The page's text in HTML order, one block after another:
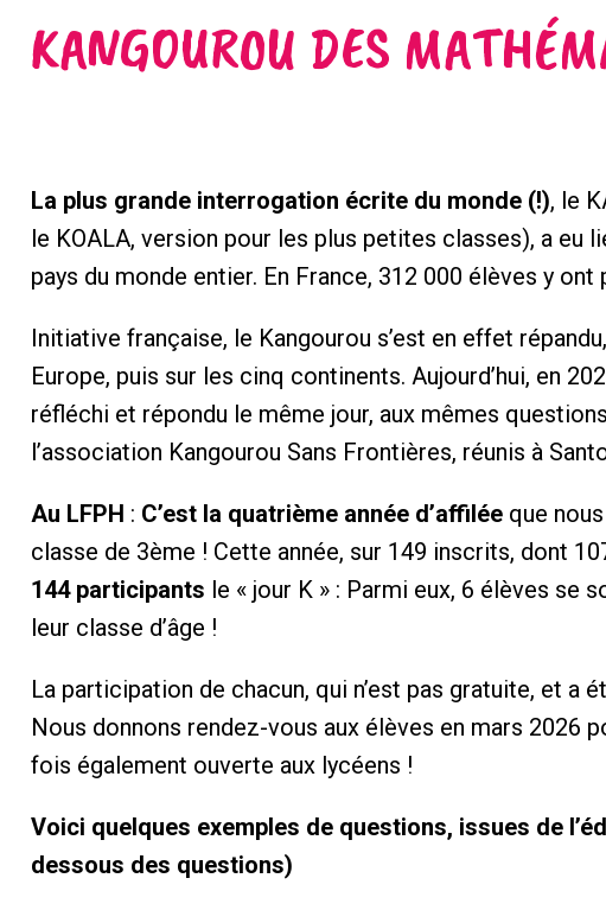
KANGOUROU DES
La plus grande interrogation écrite du monde (!), le
le KOALA, version pour les plus petites classes), a eu
pays du monde entier. En France, 312 000 élèves y ont
Initiative française, le Kangourou s’est en effet
Europe, puis sur les cinq continents. Aujourd’hui, en
réfléchi et répondu le même jour, aux mêmes
l’association Kangourou Sans Frontières, réunis à
Au LFPH : C’est la quatrième année d’affilée que
classe de 3ème ! Cette année, sur 149 inscrits, dont
144 participants le « jour K » : Parmi eux, 6 élèves se
leur classe d’âge !
La participation de chacun, qui n’est pas gratuite, et a
Nous donnons rendez-vous aux élèves en mars 2026
fois également ouverte aux lycéens !
Voici quelques exemples de questions, issues de
dessous des questions)